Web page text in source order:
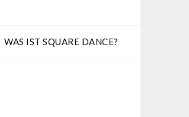
WAS IST SQUARE DANCE?